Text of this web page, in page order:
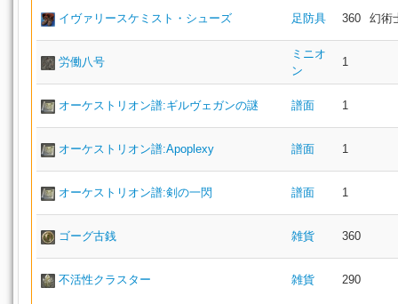
イヴァリースケミスト・シューズ 足防具 360 幻術
労働八号
ミニオ
ン
1
オーケストリオン譜:ギルヴェガンの謎 譜面 1
オーケストリオン譜:Apoplexy 譜面 1
オーケストリオン譜:剣の一閃 譜面 1
ゴーグ古銭 雑貨 360
不活性クラスター 雑貨 290